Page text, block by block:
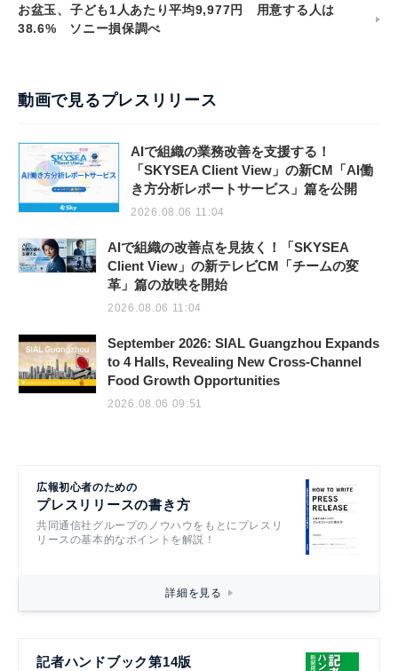
お盆玉、子ども1人あたり平均9,977円 用意する人は
38.6% ソニー損保調べ
動画で見るプレスリリース
AIで組織の業務改善を支援する！
「SKYSEA Client View」の新CM「AI働
き方分析レポートサービス」篇を公開
2026.08.06 11:04
AIで組織の改善点を見抜く！「SKYSEA
Client View」の新テレビCM「チームの変
革」篇の放映を開始
2026.08.06 11:04
September 2026: SIAL Guangzhou Expands
to 4 Halls, Revealing New Cross-Channel
Food Growth Opportunities
2026.08.06 09:51
広報初心者のための
プレスリリースの書き方
共同通信社グループのノウハウをもとにプレスリ
リースの基本的なポイントを解説！
詳細を見る
記者ハンドブック第14版